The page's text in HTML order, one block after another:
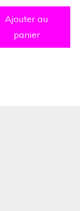
r
5
Ajouter au
panier